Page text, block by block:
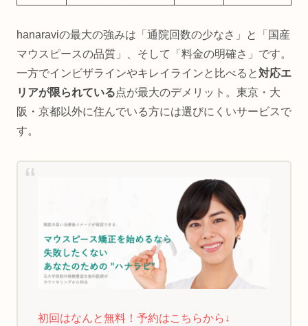
hanaraviの最大の強みは「通院回数の少なさ」と「国産
マウスピースの品質」、そして「料金の明確さ」です。
一方でインビザラインやキレイラインと比べると対応エ
リアが限られている点が最大のデメリット。東京・大
阪・京都以外に住んでいる方には選びにくいサービスで
す。
初回はなんと無料！予約はこちらから↓